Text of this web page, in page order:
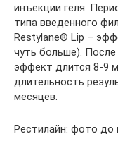
инъекции геля.
типа введенного
Restylane® Lip –
чуть больше).
эффект длится 8-9
длительность
месяцев.
Рестилайн: фото до